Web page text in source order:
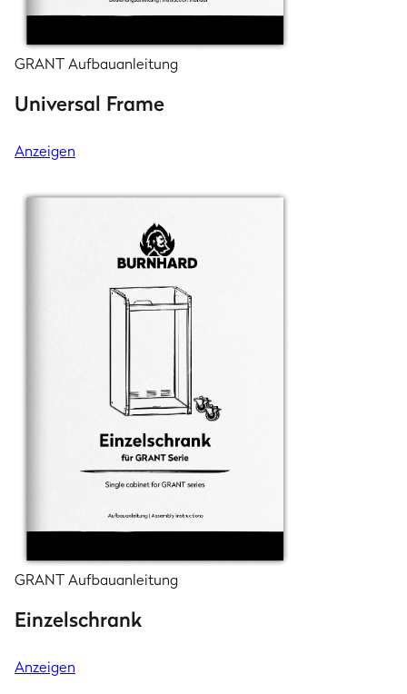
GRANT Aufbauanleitung
Universal Frame
Anzeigen
GRANT Aufbauanleitung
Einzelschrank
Anzeigen